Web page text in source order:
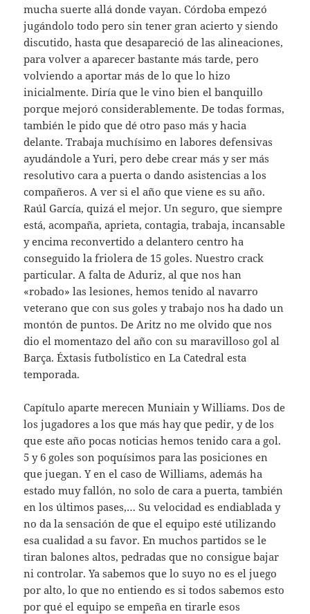
mucha suerte allá donde vayan. Córdoba empezó
jugándolo todo pero sin tener gran acierto y siendo
discutido, hasta que desapareció de las alineaciones,
para volver a aparecer bastante más tarde, pero
volviendo a aportar más de lo que lo hizo
inicialmente. Diría que le vino bien el banquillo
porque mejoró considerablemente. De todas formas,
también le pido que dé otro paso más y hacia
delante. Trabaja muchísimo en labores defensivas
ayudándole a Yuri, pero debe crear más y ser más
resolutivo cara a puerta o dando asistencias a los
compañeros. A ver si el año que viene es su año.
Raúl García, quizá el mejor. Un seguro, que siempre
está, acompaña, aprieta, contagia, trabaja, incansable
y encima reconvertido a delantero centro ha
conseguido la friolera de 15 goles. Nuestro crack
particular. A falta de Aduriz, al que nos han
«robado» las lesiones, hemos tenido al navarro
veterano que con sus goles y trabajo nos ha dado un
montón de puntos. De Aritz no me olvido que nos
dio el momentazo del año con su maravilloso gol al
Barça. Éxtasis futbolístico en La Catedral esta
temporada.
Capítulo aparte merecen Muniain y Williams. Dos de
los jugadores a los que más hay que pedir, y de los
que este año pocas noticias hemos tenido cara a gol.
5 y 6 goles son poquísimos para las posiciones en
que juegan. Y en el caso de Williams, además ha
estado muy fallón, no solo de cara a puerta, también
en los últimos pases,… Su velocidad es endiablada y
no da la sensación de que el equipo esté utilizando
esa cualidad a su favor. En muchos partidos se le
tiran balones altos, pedradas que no consigue bajar
ni controlar. Ya sabemos que lo suyo no es el juego
por alto, lo que no entiendo es si todos sabemos esto
por qué el equipo se empeña en tirarle esos